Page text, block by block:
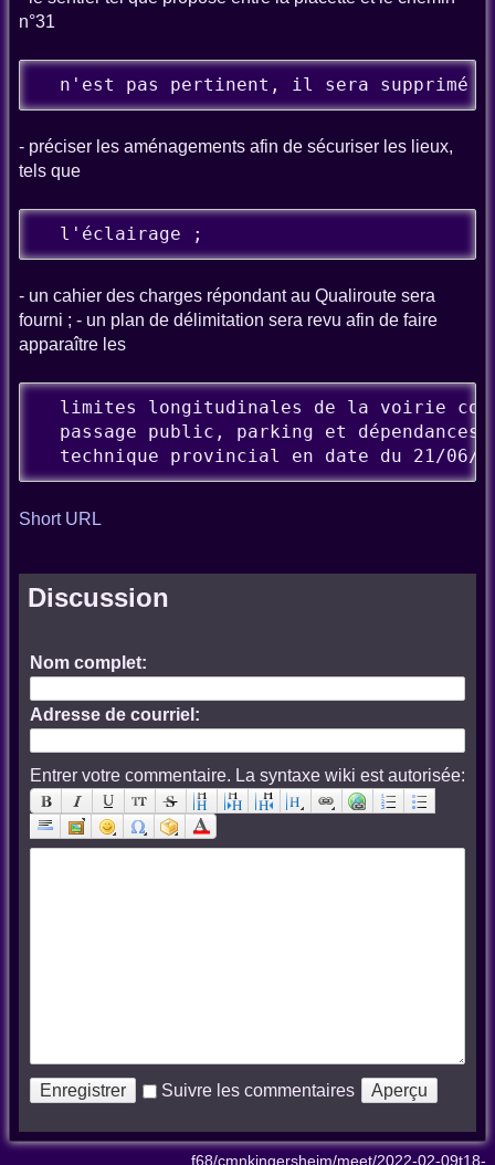
n°31
  n'est pas pertinent, il sera supprimé ;
- préciser les aménagements afin de sécuriser les lieux,
tels que
  l'éclairage ;
- un cahier des charges répondant au Qualiroute sera
fourni ; - un plan de délimitation sera revu afin de faire
apparaître les
limites longitudinales de la voirie
passage public, parking et
technique provincial en date du 21/06/
Short URL
Discussion
Nom complet:
Adresse de courriel:
Entrer votre commentaire. La syntaxe wiki est autorisée:
Suivre les commentaires
f68/cmnkingersheim/meet/2022-02-09t18-